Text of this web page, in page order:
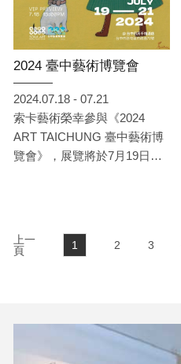
2024 臺中藝術博覽會
2024.07.18 - 07.21
索卡藝術榮幸參與《2024
ART TAICHUNG 臺中藝術博
覽會》，展覽將於7月19日至7
造、池平徹兵、高島進、飯田
桐子、楊珪宋、橫坂竜也、
位前來參觀。
上一
頁
1 2 3